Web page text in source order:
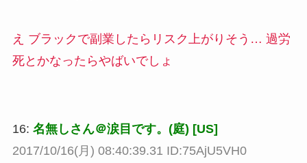
え ブラックで副業したらリスク上がりそう… 過労
死とかなったらやばいでしょ
16: 名無しさん＠涙目です。(庭) [US]
2017/10/16(月) 08:40:39.31 ID:75AjU5VH0